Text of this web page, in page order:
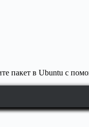
пакет в Ubuntu с